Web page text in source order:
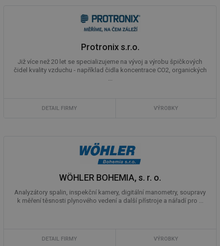
Protronix s.r.o.
Již více než 20 let se specializujeme na vývoj a výrobu špičkových
čidel kvality vzduchu - například čidla koncentrace CO2, organických
DETAIL FIRMY VÝROBKY
WÖHLER BOHEMIA, s. r. o.
Analyzátory spalin, inspekční kamery, digitální manometry, soupravy
k měření těsnosti plynového vedení a další přístroje a nářadí pro ...
DETAIL FIRMY VÝROBKY